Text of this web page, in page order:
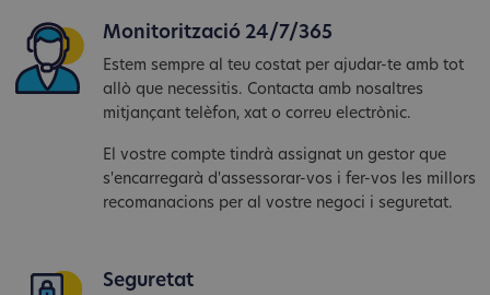
Monitorització 24/7/365
Estem sempre al teu costat per ajudar-te amb tot
allò que necessitis. Contacta amb nosaltres
mitjançant telèfon, xat o correu electrònic.
El vostre compte tindrà assignat un gestor que
s'encarregarà d'assessorar-vos i fer-vos les millors
recomanacions per al vostre negoci i seguretat.
Seguretat